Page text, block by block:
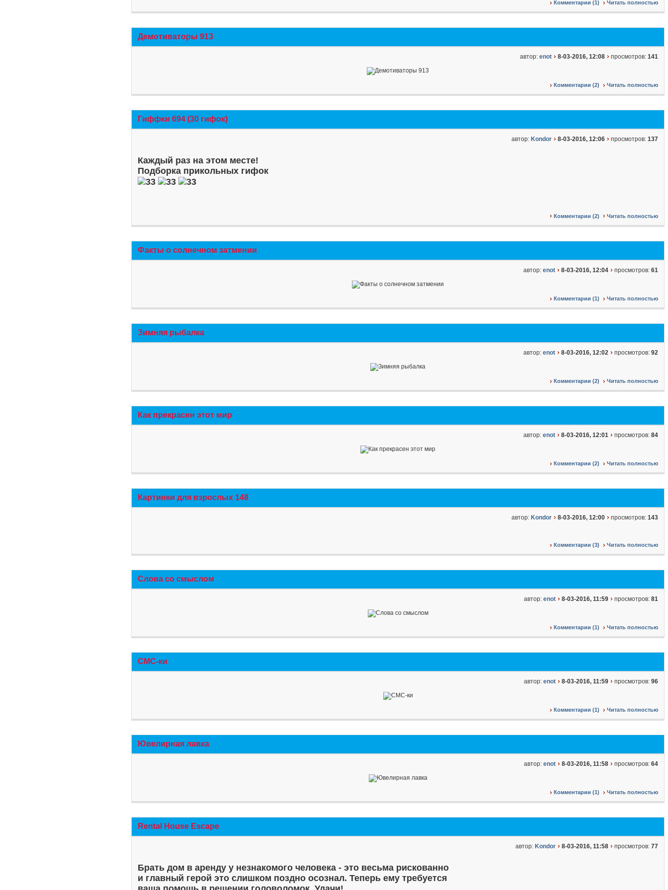
Комментарии (1) Читать полностью
Демотиваторы 913
автор: enot 8-03-2016, 12:08 просмотров: 141
Комментарии (2) Читать полностью
Гиффки 694 (30 гифок)
автор: Kondor 8-03-2016, 12:06 просмотров: 137
Каждый раз на этом месте!
Подборка прикольных гифок
Комментарии (2) Читать полностью
Факты о солнечном затмении
автор: enot 8-03-2016, 12:04 просмотров: 61
Комментарии (1) Читать полностью
Зимняя рыбалка
автор: enot 8-03-2016, 12:02 просмотров: 92
Комментарии (2) Читать полностью
Как прекрасен этот мир
автор: enot 8-03-2016, 12:01 просмотров: 84
Комментарии (2) Читать полностью
Картинки для взрослых 148
автор: Kondor 8-03-2016, 12:00 просмотров: 143
Комментарии (3) Читать полностью
Слова со смыслом
автор: enot 8-03-2016, 11:59 просмотров: 81
Комментарии (1) Читать полностью
СМС-ки
автор: enot 8-03-2016, 11:59 просмотров: 96
Комментарии (1) Читать полностью
Ювелирная лавка
автор: enot 8-03-2016, 11:58 просмотров: 64
Комментарии (1) Читать полностью
Rental House Escape
автор: Kondor 8-03-2016, 11:58 просмотров: 77
Брать дом в аренду у незнакомого человека - это весьма рискованно
и главный герой это слишком поздно осознал. Теперь ему требуется